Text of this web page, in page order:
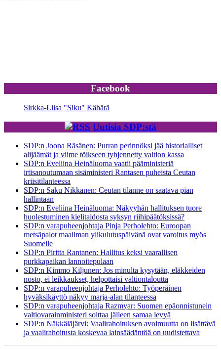
Facebook
Sirkka-Liisa "Siku" Kähärä
Uutisia SDP:stä
SDP:n Joona Räsänen: Purran perinnöksi jää historialliset
alijäämät ja viime töikseen tyhjennetty valtion kassa
SDP:n Eveliina Heinäluoma vaatii pääministeriä
irtisanoutumaan sisäministeri Rantasen puheista Ceutan
kriisitilanteessa
SDP:n Saku Nikkanen: Ceutan tilanne on saatava pian
hallintaan
SDP:n Eveliina Heinäluoma: Näkyyhän hallituksen tuore
huolestuminen kielitaidosta syksyn riihipäätöksissä?
SDP:n varapuheenjohtaja Pinja Perholehto: Euroopan
metsäpalot maailman ylikulutuspäivänä ovat varoitus myös
Suomelle
SDP:n Piritta Rantanen: Hallitus keksi vaarallisen
purkkapaikan lannoitepulaan
SDP:n Kimmo Kiljunen: Jos minulta kysytään, eläkkeiden
nosto, ei leikkaukset, helpottaisi valtiontaloutta
SDP:n varapuheenjohtaja Perholehto: Työperäinen
hyväksikäyttö näkyy marja-alan tilanteessa
SDP:n varapuheenjohtaja Razmyar: Suomen epäonnistunein
valtiovarainministeri soittaa jälleen samaa levyä
SDP:n Näkkäläjärvi: Vaalirahoituksen avoimuutta on lisättävä
ja vaalirahoitusta koskevaa lainsäädäntöä on uudistettava